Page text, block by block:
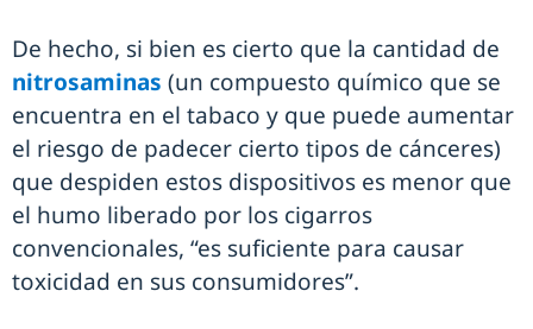
De hecho, si bien es cierto que la cantidad de
nitrosaminas (un compuesto químico que se
encuentra en el tabaco y que puede aumentar
el riesgo de padecer cierto tipos de cánceres)
que despiden estos dispositivos es menor que
el humo liberado por los cigarros
convencionales, “es suficiente para causar
toxicidad en sus consumidores”.